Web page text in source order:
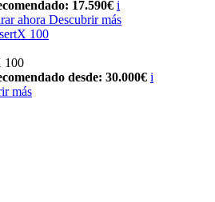
17.590€ i
ahora Descubrir más
100
100
desde: 30.000€ i
más